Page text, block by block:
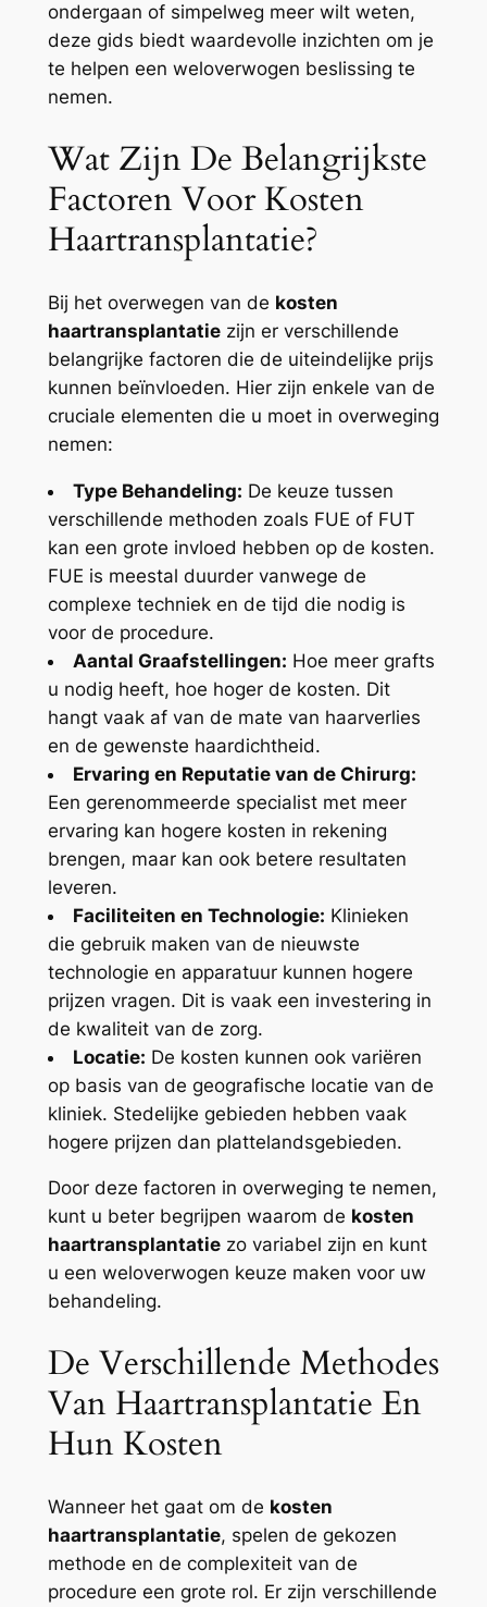
ondergaan of simpelweg meer wilt weten,
deze gids biedt waardevolle inzichten om je
te helpen een weloverwogen beslissing te
nemen.
Wat Zijn De Belangrijkste
Factoren Voor Kosten
Haartransplantatie?
Bij het overwegen van de kosten
haartransplantatiezijn er verschillende
belangrijke factoren die de uiteindelijke prijs
kunnen beïnvloeden. Hier zijn enkele van de
cruciale elementen die u moet in overweging
nemen:
Type Behandeling: De keuze tussen
verschillende methoden zoals FUE of FUT
kan een grote invloed hebben op de kosten.
FUE is meestal duurder vanwege de
complexe techniek en de tijd die nodig is
voor de procedure.
Aantal Graafstellingen: Hoe meer grafts
u nodig heeft, hoe hoger de kosten. Dit
hangt vaak af van de mate van haarverlies
en de gewenste haardichtheid.
Ervaring en Reputatie van de Chirurg:
Een gerenommeerde specialist met meer
ervaring kan hogere kosten in rekening
brengen, maar kan ook betere resultaten
leveren.
Faciliteiten en Technologie: Klinieken
die gebruik maken van de nieuwste
technologie en apparatuur kunnen hogere
prijzen vragen. Dit is vaak een investering in
de kwaliteit van de zorg.
Locatie: De kosten kunnen ook variëren
op basis van de geografische locatie van de
kliniek. Stedelijke gebieden hebben vaak
hogere prijzen dan plattelandsgebieden.
Door deze factoren in overweging te nemen,
kunt u beter begrijpen waarom de kosten
haartransplantatiezo variabel zijn en kunt
u een weloverwogen keuze maken voor uw
behandeling.
De Verschillende Methodes
Van Haartransplantatie En
Hun Kosten
Wanneer het gaat om de kosten
haartransplantatie, spelen de gekozen
methode en de complexiteit van de
procedure een grote rol. Er zijn verschillende